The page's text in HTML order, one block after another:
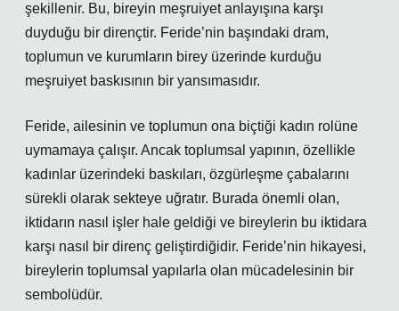
şekillenir. Bu, bireyin meşruiyet anlayışına karşı
duyduğu bir dirençtir. Feride’nin başındaki dram,
toplumun ve kurumların birey üzerinde kurduğu
meşruiyet baskısının bir yansımasıdır.
Feride, ailesinin ve toplumun ona biçtiği kadın rolüne
uymamaya çalışır. Ancak toplumsal yapının, özellikle
kadınlar üzerindeki baskıları, özgürleşme çabalarını
sürekli olarak sekteye uğratır. Burada önemli olan,
iktidarın nasıl işler hale geldiği ve bireylerin bu iktidara
karşı nasıl bir direnç geliştirdiğidir. Feride’nin hikayesi,
bireylerin toplumsal yapılarla olan mücadelesinin bir
sembolüdür.